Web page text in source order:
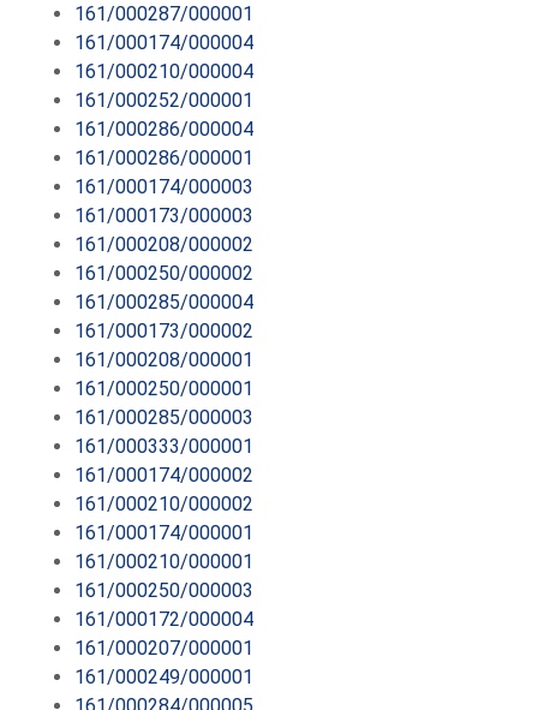
161/000287/000001
161/000174/000004
161/000210/000004
161/000252/000001
161/000286/000004
161/000286/000001
161/000174/000003
161/000173/000003
161/000208/000002
161/000250/000002
161/000285/000004
161/000173/000002
161/000208/000001
161/000250/000001
161/000285/000003
161/000333/000001
161/000174/000002
161/000210/000002
161/000174/000001
161/000210/000001
161/000250/000003
161/000172/000004
161/000207/000001
161/000249/000001
161/000284/000005